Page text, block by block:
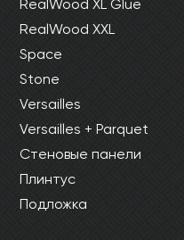
RealWood XL Glue
RealWood XXL
Space
Stone
Versailles
Versailles + Parquet
Стеновые панели
Плинтус
Подложка